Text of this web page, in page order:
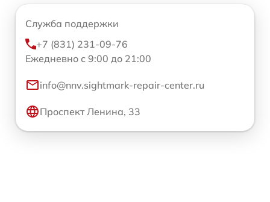
Служба поддержки
+7 (831) 231-09-76
Ежедневно с 9:00 до 21:00
info@nnv.sightmark-repair-center.ru
Проспект Ленина, 33